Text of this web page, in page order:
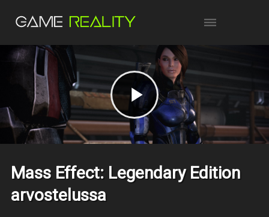
Mass Effect: Legendary Edition
arvostelussa